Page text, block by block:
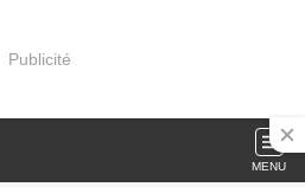
Publicité
MENU